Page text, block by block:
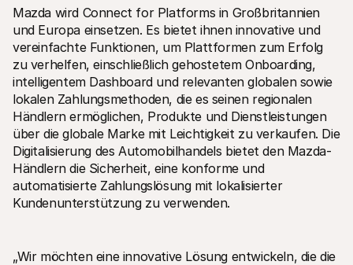
Neuigkeiten
Karriere
Kommen Sie zu uns - wir stellen ein!
Kontakt
Für Endkunden
Warum steht Mollie auf Ihrem Kontoauszug?
Für Mollie-Händler
Kontaktieren Sie unseren Händler-Support
Sales-Team kontaktieren
Erfahren Sie, wie wir Ihrem Unternehmen helfen können
Mazda wird Connect for Platforms in Großbritannien
und Europa einsetzen. Es bietet ihnen innovative und
vereinfachte Funktionen, um Plattformen zum Erfolg
zu verhelfen, einschließlich gehostetem Onboarding,
intelligentem Dashboard und relevanten globalen sowie
lokalen Zahlungsmethoden, die es seinen regionalen
Händlern ermöglichen, Produkte und Dienstleistungen
über die globale Marke mit Leichtigkeit zu verkaufen. Die
Digitalisierung des Automobilhandels bietet den Mazda-
Händlern die Sicherheit, eine konforme und
automatisierte Zahlungslösung mit lokalisierter
Kundenunterstützung zu verwenden.
„Wir möchten eine innovative Lösung entwickeln, die die